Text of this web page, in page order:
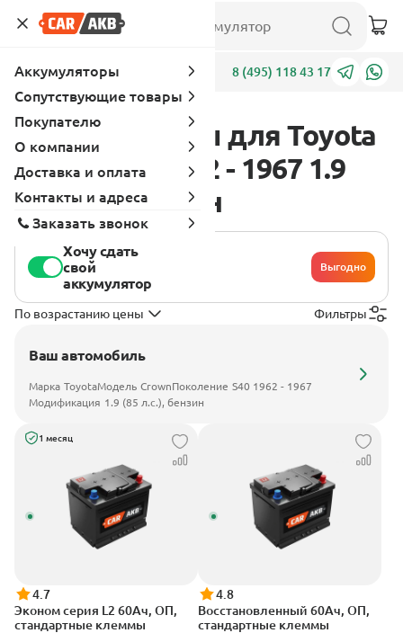
Адреса 8 (495) 118 43 17
Аккумуляторы для Toyota
Crown S40 1962 - 1967 1.9
(85 л.с.), бензин
Хочу сдать
свой
аккумулятор
Выгодно
По возрастанию цены Фильтры
Ваш автомобиль
Марка ToyotaМодель CrownПоколение S40 1962 - 1967
Модификация 1.9 (85 л.с.), бензин
1 месяц
4.7
Эконом серия L2 60Ач, ОП,
стандартные клеммы
4.8
Восстановленный 60Ач, ОП,
стандартные клеммы
Аккумуляторы
Сопутствующие товары
Покупателю
О компании
Доставка и оплата
Контакты и адреса
Заказать звонок